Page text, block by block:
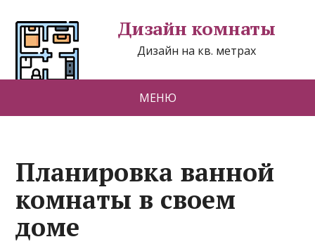
Дизайн комнаты
Дизайн на кв. метрах
МЕНЮ
Планировка ванной
комнаты в своем
доме